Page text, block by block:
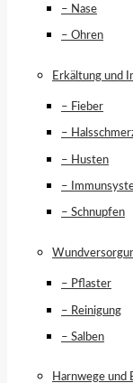
– Nase
– Ohren
Erkältung und
– Fieber
–
– Husten
–
– Schnupfen
– Pflaster
– Reinigung
– Salben
Harnwege und